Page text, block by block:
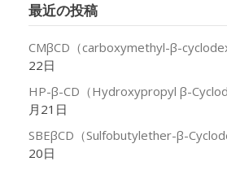
ブ
最近の投稿
CMβCD（carboxymethyl-β-
22日
HP-β-CD（Hydroxypropyl β-
月21日
SBEβCD（Sulfobutylether-β-
20日